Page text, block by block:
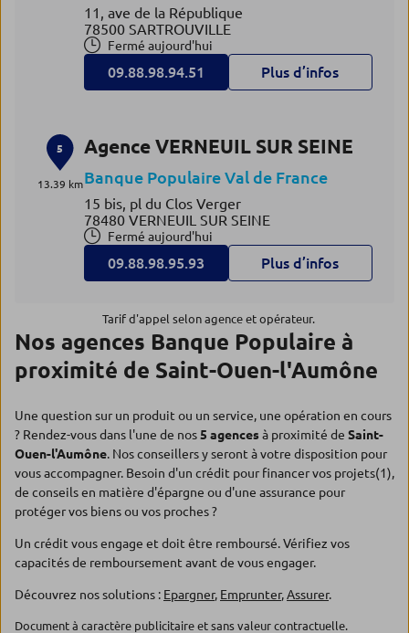
11, ave de la République
78500 SARTROUVILLE
Fermé aujourd'hui
09.88.98.94.51 Plus d’infos
5
13.39 km
Agence VERNEUIL SUR SEINE
Banque Populaire Val de France
15 bis, pl du Clos Verger
78480 VERNEUIL SUR SEINE
Fermé aujourd'hui
09.88.98.95.93 Plus d’infos
Tarif d'appel selon agence et opérateur.
Nos agences Banque Populaire à
proximité de Saint-Ouen-l'Aumône
Une question sur un produit ou un service, une opération en cours
? Rendez-vous dans l'une de nos5 agencesà proximité de Saint-
Ouen-l'Aumône. Nos conseillers y seront à votre disposition pour
vous accompagner. Besoin d'un crédit pour financer vos projets(1),
de conseils en matière d'épargne ou d'une assurance pour
protéger vos biens ou vos proches ?
Un crédit vous engage et doit être remboursé. Vérifiez vos
capacités de remboursement avant de vous engager.
Découvrez nos solutions : Epargner, Emprunter,Assurer.
Document à caractère publicitaire et sans valeur contractuelle.